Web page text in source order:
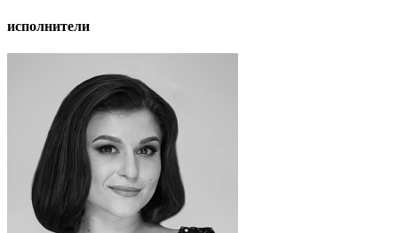
исполнители